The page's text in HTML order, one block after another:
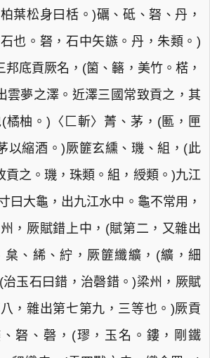
葉松身曰栝。)礪、砥、砮、丹，
也。砮，石中矢鏃。丹，朱類。)
底貢厥名，(箘、簵，美竹。楛，
雲夢之澤。近澤三國常致貢之，其
橘柚。)〈匚斬〉菁、茅，(匭，匣
以縮酒。)厥篚玄纁、璣、組，(此
貢之。璣，珠類。組，綬類。)九江
曰大龜，出九江水中。龜不常用，
，厥賦錯上中，(賦第二，又雜出
枲、絺、紵，厥篚纖纊，(纊，細
玉石曰錯，治磬錯。)梁州，厥賦
，雜出第七第九，三等也。)厥貢
砮、磬，(璆，玉名。鏤，剛鐵